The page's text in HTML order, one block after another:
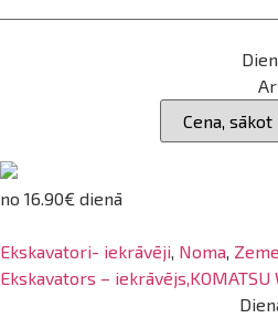
no 16.90€ dienā
Ekskavatori- iekrāvēji Noma
Ekskavators – iekrāvējs,KOMATSU